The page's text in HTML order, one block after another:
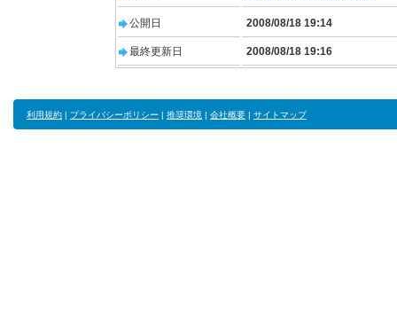
公開日 2008/08/18 19:14
最終更新日 2008/08/18 19:16
利用規約 | プライバシーポリシー | 推奨環境 | 会社概要 | サイトマップ